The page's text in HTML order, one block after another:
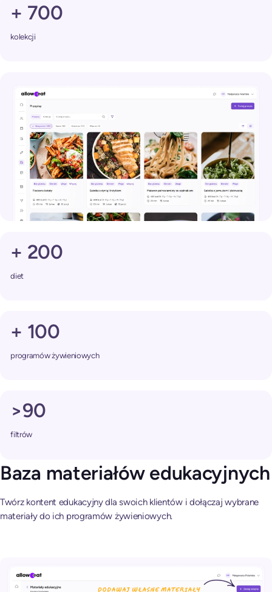
+ 700
kolekcji
+ 200
diet
+ 100
programów żywieniowych
>90
filtrów
Baza materiałów edukacyjnych
Twórz kontent edukacyjny dla swoich klientów i dołączaj wybrane
materiały do ich programów żywieniowych.